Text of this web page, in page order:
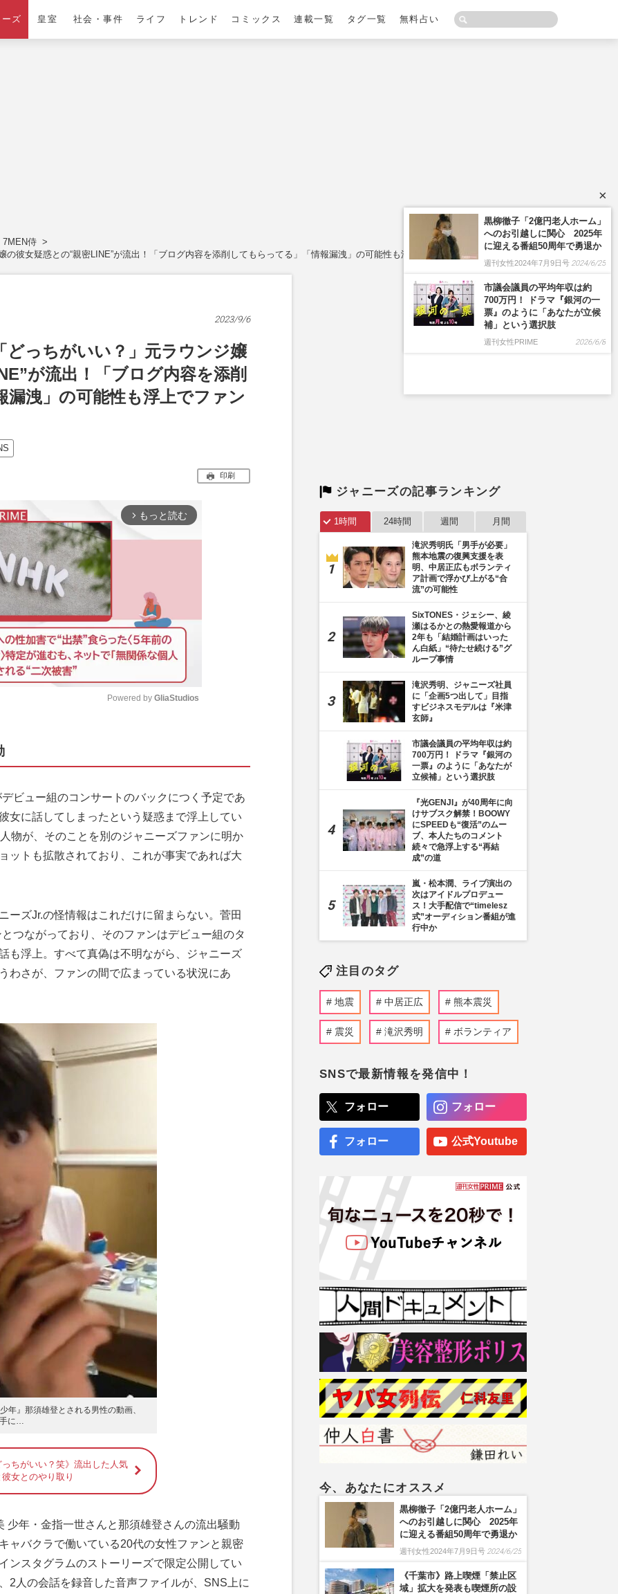
ーズ 皇室 社会・事件 ライフ トレンド コミックス 連載一覧 タグ一覧 無料占い
7MEN侍
の彼女疑惑との“親密LINE”が流出！「ブログ内容を添削してもらってる」「情報漏洩」の可能性も浮上でファン激怒
2023/9/6
どっちがいい？」元ラウンジ嬢
が流出！「ブログ内容を添削
漏洩」の可能性も浮上でファン
印刷
arrow_forward_ios もっと読む
e
Powered by GliaStudios
ビュー組のコンサートのバックにつく予定であ
女に話してしまったという疑惑まで浮上してい
物が、そのことを別のジャニーズファンに明か
ットも拡散されており、これが事実であれば大
ズJr.の怪情報はこれだけに留まらない。菅田
つながっており、そのファンはデビュー組のタ
浮上。すべて真偽は不明ながら、ジャニーズ
わさが、ファンの間で広まっている状況にあ
年』那須雄登とされる男性の動画、
手に…
っちがいい？笑》流出した人気
女とのやり取り
少年・金指一世さんと那須雄登さんの流出騒動
ャバクラで働いている20代の女性ファンと親密
ンスタグラムのストーリーズで限定公開してい
2人の会話を録音した音声ファイルが、SNS上に
ジャニーズの記事ランキング
1時間 24時間 週間 月間
滝沢秀明氏「男手が必要」
熊本地震の復興支援を表
明、中居正広もボランティ
ア計画で浮かび上がる“合
流”の可能性
SixTONES・ジェシー、綾
瀬はるかとの熱愛報道から
2年も「結婚計画はいった
ん白紙」“待たせ続ける”グ
ループ事情
滝沢秀明、ジャニーズ社員
に「企画5つ出して」目指
すビジネスモデルは『米津
玄師』
市議会議員の平均年収は約
700万円！ ドラマ『銀河の
一票』のように「あなたが
立候補」という選択肢
『光GENJI』が40周年に向
けサブスク解禁！BOOWY
にSPEEDも“復活”のムー
ブ、本人たちのコメント
続々で急浮上する“再結
成”の道
嵐・松本潤、ライブ演出の
次はアイドルプロデュー
ス！大手配信で“timelesz
式”オーディション番組が進
行中か
注目のタグ
地震 中居正広 熊本震災
震災 滝沢秀明 ボランティア
SNSで最新情報を発信中！
フォロー フォロー
フォロー 公式Youtube
今、あなたにオススメ
黒柳徹子「2億円老人ホーム」
へのお引越しに関心 2025年
に迎える番組50周年で勇退か
週刊女性2024年7月9日号 2024/6/25
《千葉市》路上喫煙「禁止区
域」拡大を発表も喫煙所の設
×
黒柳徹子「2億円老人ホーム」
へのお引越しに関心 2025年
に迎える番組50周年で勇退か
週刊女性2024年7月9日号 2024/6/25
市議会議員の平均年収は約
700万円！ ドラマ『銀河の一
票』のように「あなたが立候
補」という選択肢
週刊女性PRIME 2026/6/8